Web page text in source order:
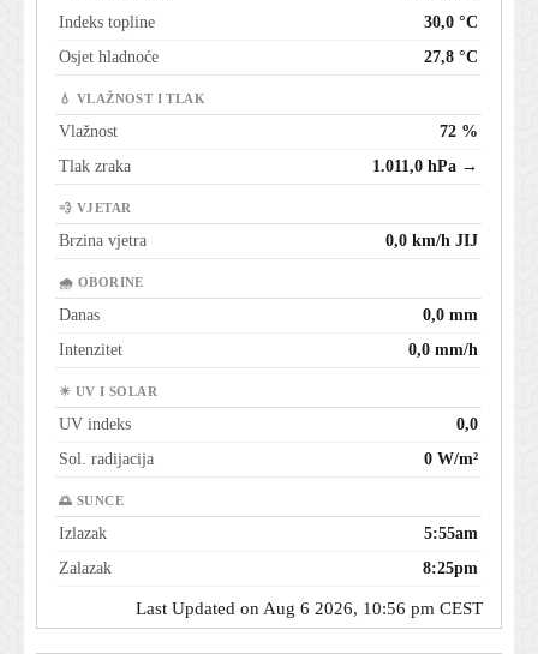
Indeks topline
30,0 °C
Osjet hladnoće
27,8 °C
💧 VLAŽNOST I TLAK
Vlažnost
72 %
Tlak zraka
1.011,0 hPa →
💨 VJETAR
Brzina vjetra 0,0 km/h JIJ
🌧 OBORINE
Danas
0,0 mm
Intenzitet
0,0 mm/h
☀ UV I SOLAR
UV indeks
0,0
Sol. radijacija
0 W/m²
🌅 SUNCE
Izlazak
5:55am
Zalazak
8:25pm
Last Updated on Aug 6 2026, 10:56 pm CEST